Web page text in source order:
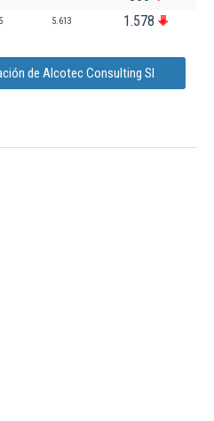
5.613 1.578
de Alcotec Consulting Sl